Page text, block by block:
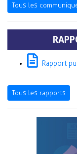
Tous les
Rapport
Tous les rapports